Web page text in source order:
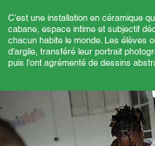
C’est une installation en céramique
cabane, espace intime et subjectif
chacun habite le monde. Les élèves
d’argile, transféré leur portrait
puis l’ont agrémenté de dessins